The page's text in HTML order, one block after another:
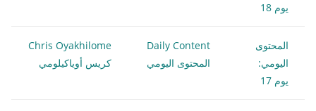
يوم 18
المحتوى
اليومي:
يوم 17
Daily Content
المحتوى اليومي
Chris Oyakhilome
كريس أوياكيلومي